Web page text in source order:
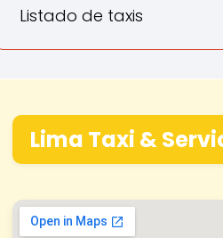
Listado de taxis
Lima Taxi &